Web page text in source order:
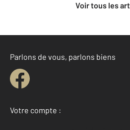
Voir tous les
Parlons de vous, parlons biens
Votre compte :